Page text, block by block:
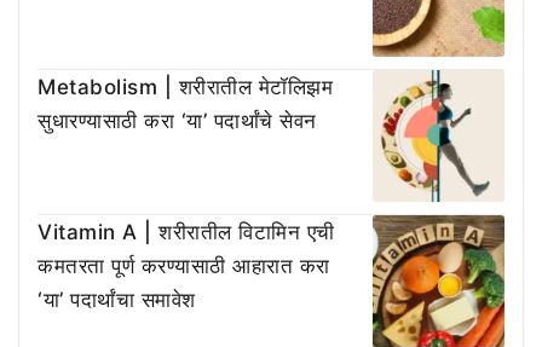
Metabolism | शरीरातील मेटॉलिझम
सुधारण्यासाठी करा ‘या’ पदार्थांचे सेवन
Vitamin A | शरीरातील विटामिन एची
कमतरता पूर्ण करण्यासाठी आहारात करा
‘या’ पदार्थांचा समावेश